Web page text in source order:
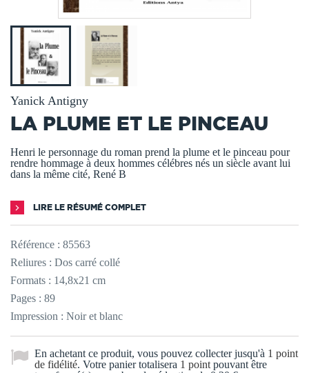
Yanick Antigny
LA PLUME ET LE PINCEAU
Henri le personnage du roman prend la plume et le pinceau pour
rendre hommage à deux hommes célébres nés un siècle avant lui
dans la même cité, René B
LIRE LE RÉSUMÉ COMPLET
Référence : 85563
Reliures : Dos carré collé
Formats : 14,8x21 cm
Pages : 89
Impression : Noir et blanc
En achetant ce produit, vous pouvez collecter jusqu'à 1 point
de fidélité. Votre panier totalisera 1 point pouvant être